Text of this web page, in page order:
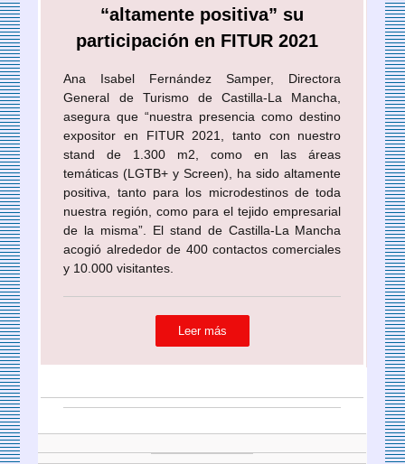
“altamente positiva” su
participación en FITUR 2021
Ana Isabel Fernández Samper, Directora
General de Turismo de Castilla-La Mancha,
asegura que “nuestra presencia como destino
expositor en FITUR 2021, tanto con nuestro
stand de 1.300 m2, como en las áreas
temáticas (LGTB+ y Screen), ha sido altamente
positiva, tanto para los microdestinos de toda
nuestra región, como para el tejido empresarial
de la misma”. El stand de Castilla-La Mancha
acogió alrededor de 400 contactos comerciales
y 10.000 visitantes.
Leer más